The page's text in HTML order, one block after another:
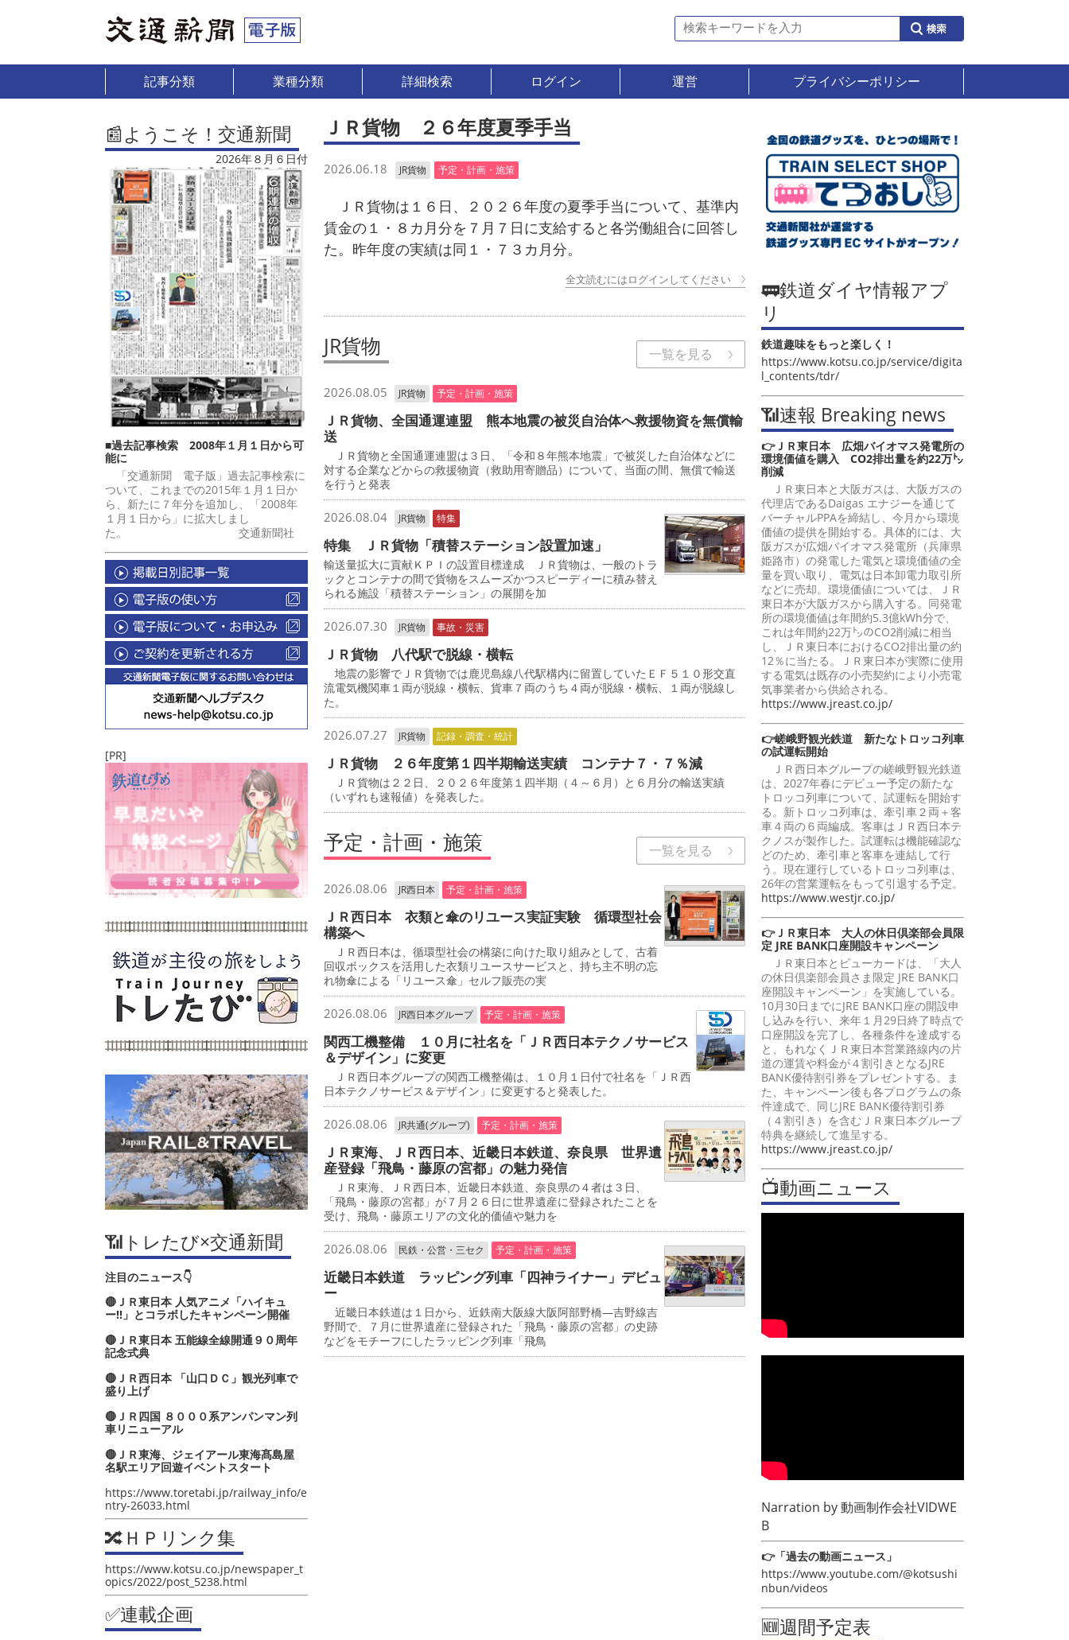
記事分類 業種分類 詳細検索 ログイン 運営 プライバシーポリシー
📰ようこそ！交通新聞
2026年８月６日付
■過去記事検索 2008年１月１日から可
能に
「交通新聞 電子版」過去記事検索に
ついて、これまでの2015年１月１日か
ら、新たに７年分を追加し、「2008年
１月１日から」に拡大しまし
た。 交通新聞社
[PR]
📶トレたび×交通新聞
注目のニュース👇
🔴ＪＲ東日本 人気アニメ「ハイキュ
ー‼」とコラボしたキャンペーン開催
🔴ＪＲ東日本 五能線全線開通９０周年
記念式典
🔴ＪＲ西日本 「山口ＤＣ」観光列車で
盛り上げ
🔴ＪＲ四国 ８０００系アンパンマン列
車リニューアル
🔴ＪＲ東海、ジェイアール東海髙島屋
名駅エリア回遊イベントスタート
https://www.toretabi.jp/railway_info/e
ntry-26033.html
🔀ＨＰリンク集
https://www.kotsu.co.jp/newspaper_t
opics/2022/post_5238.html
✅連載企画
ＪＲ貨物 ２６年度夏季手当
2026.06.18 JR貨物 予定・計画・施策
ＪＲ貨物は１６日、２０２６年度の夏季手当について、基準内
賃金の１・８カ月分を７月７日に支給すると各労働組合に回答し
た。昨年度の実績は同１・７３カ月分。
全文読むにはログインしてください
JR貨物 一覧を見る
2026.08.05 JR貨物 予定・計画・施策
ＪＲ貨物、全国通運連盟 熊本地震の被災自治体へ救援物資を無償輸
送
ＪＲ貨物と全国通運連盟は３日、「令和８年熊本地震」で被災した自治体などに
対する企業などからの救援物資（救助用寄贈品）について、当面の間、無償で輸送
を行うと発表
2026.08.04 JR貨物 特集
特集 ＪＲ貨物「積替ステーション設置加速」
輸送量拡大に貢献ＫＰＩの設置目標達成 ＪＲ貨物は、一般のトラ
ックとコンテナの間で貨物をスムーズかつスピーディーに積み替え
られる施設「積替ステーション」の展開を加
2026.07.30 JR貨物 事故・災害
ＪＲ貨物 八代駅で脱線・横転
地震の影響でＪＲ貨物では鹿児島線八代駅構内に留置していたＥＦ５１０形交直
流電気機関車１両が脱線・横転、貨車７両のうち４両が脱線・横転、１両が脱線し
た。
2026.07.27 JR貨物 記録・調査・統計
ＪＲ貨物 ２６年度第１四半期輸送実績 コンテナ７・７％減
ＪＲ貨物は２２日、２０２６年度第１四半期（４～６月）と６月分の輸送実績
（いずれも速報値）を発表した。
予定・計画・施策 一覧を見る
2026.08.06 JR西日本 予定・計画・施策
ＪＲ西日本 衣類と傘のリユース実証実験 循環型社会
構築へ
ＪＲ西日本は、循環型社会の構築に向けた取り組みとして、古着
回収ボックスを活用した衣類リユースサービスと、持ち主不明の忘
れ物傘による「リユース傘」セルフ販売の実
2026.08.06 JR西日本グループ 予定・計画・施策
関西工機整備 １０月に社名を「ＪＲ西日本テクノサービス
＆デザイン」に変更
ＪＲ西日本グループの関西工機整備は、１０月１日付で社名を「ＪＲ西
日本テクノサービス＆デザイン」に変更すると発表した。
2026.08.06 JR共通(グループ) 予定・計画・施策
ＪＲ東海、ＪＲ西日本、近畿日本鉄道、奈良県 世界遺
産登録「飛鳥・藤原の宮都」の魅力発信
ＪＲ東海、ＪＲ西日本、近畿日本鉄道、奈良県の４者は３日、
「飛鳥・藤原の宮都」が７月２６日に世界遺産に登録されたことを
受け、飛鳥・藤原エリアの文化的価値や魅力を
2026.08.06 民鉄・公営・三セク 予定・計画・施策
近畿日本鉄道 ラッピング列車「四神ライナー」デビュ
ー
近畿日本鉄道は１日から、近鉄南大阪線大阪阿部野橋―吉野線吉
野間で、７月に世界遺産に登録された「飛鳥・藤原の宮都」の史跡
などをモチーフにしたラッピング列車「飛鳥
🚃鉄道ダイヤ情報アプ
リ
鉄道趣味をもっと楽しく！
https://www.kotsu.co.jp/service/digita
l_contents/tdr/
📶速報 Breaking news
👉ＪＲ東日本 広畑バイオマス発電所の
環境価値を購入 CO2排出量を約22万㌧
削減
ＪＲ東日本と大阪ガスは、大阪ガスの
代理店であるDaigas エナジーを通じて
バーチャルPPAを締結し、今月から環境
価値の提供を開始する。具体的には、大
阪ガスが広畑バイオマス発電所（兵庫県
姫路市）の発電した電気と環境価値の全
量を買い取り、電気は日本卸電力取引所
などに売却。環境価値については、ＪＲ
東日本が大阪ガスから購入する。同発電
所の環境価値は年間約5.3億kWh分で、
これは年間約22万㌧のCO2削減に相当
し、ＪＲ東日本におけるCO2排出量の約
12％に当たる。ＪＲ東日本が実際に使用
する電気は既存の小売契約により小売電
気事業者から供給される。
https://www.jreast.co.jp/
👉嵯峨野観光鉄道 新たなトロッコ列車
の試運転開始
ＪＲ西日本グループの嵯峨野観光鉄道
は、2027年春にデビュー予定の新たな
トロッコ列車について、試運転を開始す
る。新トロッコ列車は、牽引車２両＋客
車４両の６両編成。客車はＪＲ西日本テ
クノスが製作した。試運転は機能確認な
どのため、牽引車と客車を連結して行
う。現在運行しているトロッコ列車は、
26年の営業運転をもって引退する予定。
https://www.westjr.co.jp/
👉ＪＲ東日本 大人の休日倶楽部会員限
定 JRE BANK口座開設キャンペーン
ＪＲ東日本とビューカードは、「大人
の休日倶楽部会員さま限定 JRE BANK口
座開設キャンペーン」を実施している。
10月30日までにJRE BANK口座の開設申
し込みを行い、来年１月29日終了時点で
口座開設を完了し、各種条件を達成する
と、もれなくＪＲ東日本営業路線内の片
道の運賃や料金が４割引きとなるJRE
BANK優待割引券をプレゼントする。ま
た、キャンペーン後も各プログラムの条
件達成で、同じJRE BANK優待割引券
（４割引き）を含むＪＲ東日本グループ
特典を継続して進呈する。
https://www.jreast.co.jp/
📺動画ニュース
Narration by動画制作会社VIDWE
B
👉「過去の動画ニュース」
https://www.youtube.com/@kotsushi
nbun/videos
🆕週間予定表